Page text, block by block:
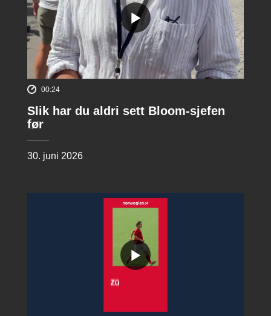
00:24
Slik har du aldri sett Bloom-sjefen
før
30. juni 2026